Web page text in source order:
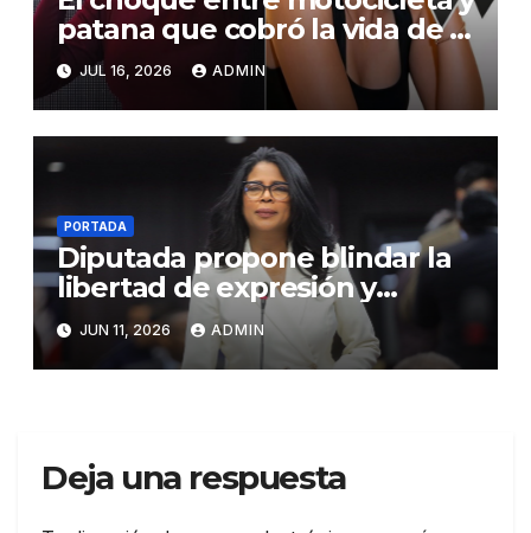
patana que cobró la vida de la
adoradora Emely Familia
Medina
JUL 16, 2026 ADMIN
PORTADA
Diputada propone blindar la
libertad de expresión y
eliminar prisión por opinar
JUN 11, 2026 ADMIN
Deja una respuesta